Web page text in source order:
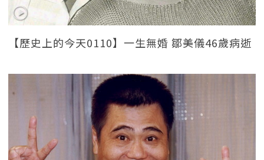
【歷史上的今天0110】一生無婚 鄒美儀46歲病逝